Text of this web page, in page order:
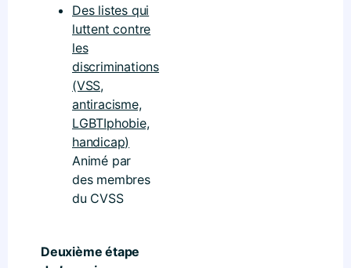
Des listes qui
luttent contre
les
discriminations
(VSS,
antiracisme,
LGBTIphobie,
handicap)
Animé par
des membres
du CVSS
Deuxième étape